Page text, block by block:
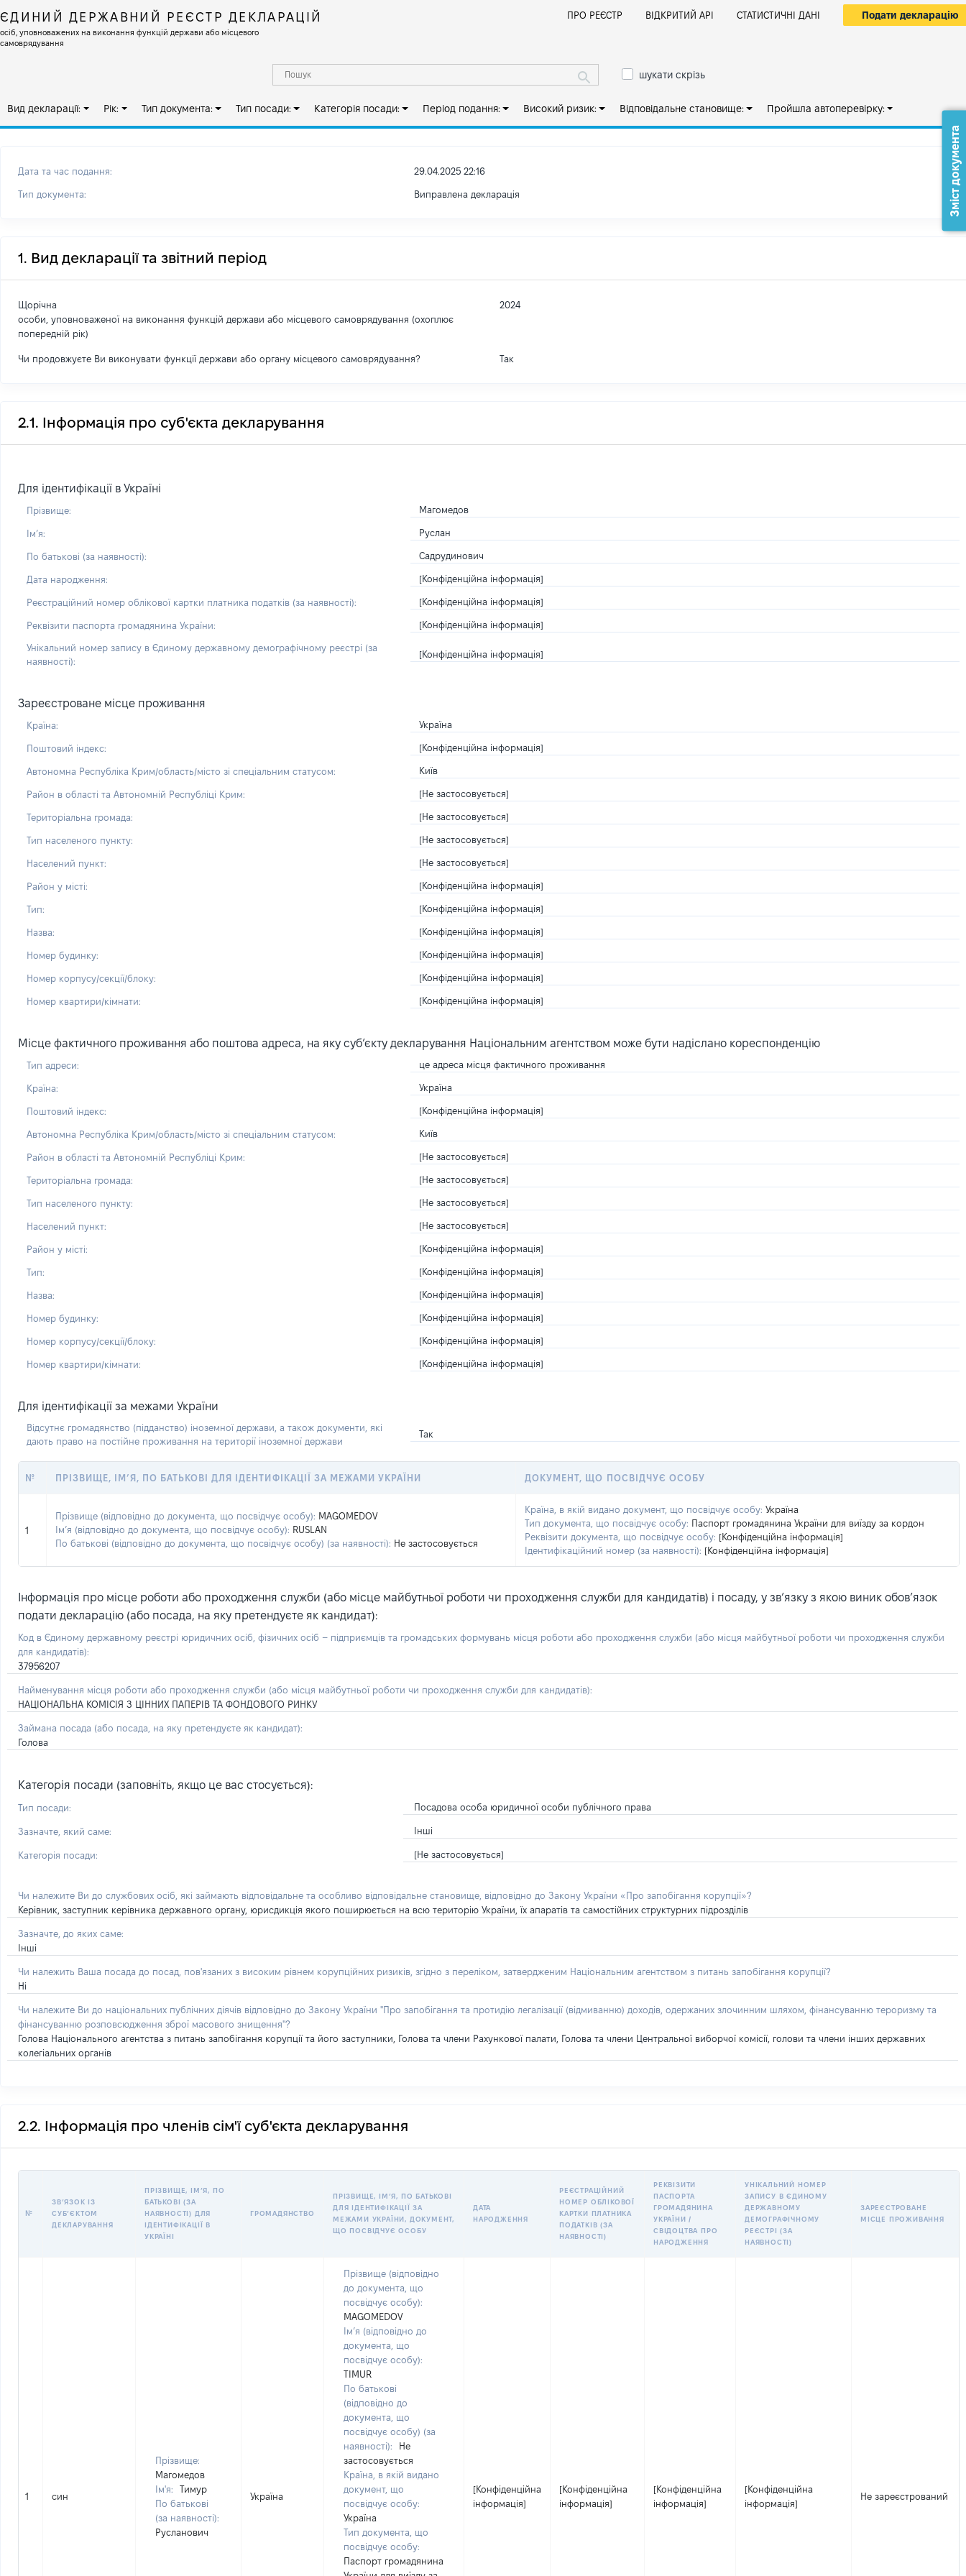
ЄДИНИЙ ДЕРЖАВНИЙ РЕЄСТР ДЕКЛАРАЦІЙ
осіб, уповноважених на виконання функцій держави або місцевого
самоврядування
ПРО РЕЄСТР ВІДКРИТИЙ АРІ СТАТИСТИЧНІ ДАНІ Подати декларацію
шукати скрізь
Вид декларації: Рік: Тип документа: Тип посади: Категорія посади: Період подання: Високий ризик: Відповідальне становище: Пройшла автоперевірку:
Дата та час подання: 29.04.2025 22:16
Тип документа: Виправлена декларація
1. Вид декларації та звітний період
Щорічна
особи, уповноваженої на виконання функцій держави або місцевого самоврядування (охоплює
попередній рік)
2024
Чи продовжуєте Ви виконувати функції держави або органу місцевого самоврядування? Так
2.1. Інформація про суб'єкта декларування
Для ідентифікації в Україні
Прізвище: Магомедов
Імʼя: Руслан
По батькові (за наявності): Садрудинович
Дата народження: [Конфіденційна інформація]
Реєстраційний номер облікової картки платника податків (за наявності): [Конфіденційна інформація]
Реквізити паспорта громадянина України: [Конфіденційна інформація]
Унікальний номер запису в Єдиному державному демографічному реєстрі (за
наявності):
[Конфіденційна інформація]
Зареєстроване місце проживання
Країна: Україна
Поштовий індекс: [Конфіденційна інформація]
Автономна Республіка Крим/область/місто зі спеціальним статусом: Київ
Район в області та Автономній Республіці Крим: [Не застосовується]
Територіальна громада: [Не застосовується]
Тип населеного пункту: [Не застосовується]
Населений пункт: [Не застосовується]
Район у місті: [Конфіденційна інформація]
Тип: [Конфіденційна інформація]
Назва: [Конфіденційна інформація]
Номер будинку: [Конфіденційна інформація]
Номер корпусу/секції/блоку: [Конфіденційна інформація]
Номер квартири/кімнати: [Конфіденційна інформація]
Місце фактичного проживання або поштова адреса, на яку суб’єкту декларування Національним агентством може бути надіслано кореспонденцію
Тип адреси: це адреса місця фактичного проживання
Країна: Україна
Поштовий індекс: [Конфіденційна інформація]
Автономна Республіка Крим/область/місто зі спеціальним статусом: Київ
Район в області та Автономній Республіці Крим: [Не застосовується]
Територіальна громада: [Не застосовується]
Тип населеного пункту: [Не застосовується]
Населений пункт: [Не застосовується]
Район у місті: [Конфіденційна інформація]
Тип: [Конфіденційна інформація]
Назва: [Конфіденційна інформація]
Номер будинку: [Конфіденційна інформація]
Номер корпусу/секції/блоку: [Конфіденційна інформація]
Номер квартири/кімнати: [Конфіденційна інформація]
Для ідентифікації за межами України
Відсутнє громадянство (підданство) іноземної держави, а також документи, які
дають право на постійне проживання на території іноземної держави
Так
№ ПРІЗВИЩЕ, ІМ’Я, ПО БАТЬКОВІ ДЛЯ ІДЕНТИФІКАЦІЇ ЗА МЕЖАМИ УКРАЇНИ ДОКУМЕНТ, ЩО ПОСВІДЧУЄ ОСОБУ
1
Прізвище (відповідно до документа, що посвідчує особу): MAGOMEDOV
Ім’я (відповідно до документа, що посвідчує особу): RUSLAN
По батькові (відповідно до документа, що посвідчує особу) (за наявності): Не застосовується
Країна, в якій видано документ, що посвідчує особу: Україна
Тип документа, що посвідчує особу: Паспорт громадянина України для виїзду за кордон
Реквізити документа, що посвідчує особу: [Конфіденційна інформація]
Ідентифікаційний номер (за наявності): [Конфіденційна інформація]
Інформація про місце роботи або проходження служби (або місце майбутньої роботи чи проходження служби для кандидатів) і посаду, у зв’язку з якою виник обов’язок
подати декларацію (або посада, на яку претендуєте як кандидат):
Код в Єдиному державному реєстрі юридичних осіб, фізичних осіб – підприємців та громадських формувань місця роботи або проходження служби (або місця майбутньої роботи чи проходження служби
для кандидатів):
37956207
Найменування місця роботи або проходження служби (або місця майбутньої роботи чи проходження служби для кандидатів):
НАЦІОНАЛЬНА КОМІСІЯ З ЦІННИХ ПАПЕРІВ ТА ФОНДОВОГО РИНКУ
Займана посада (або посада, на яку претендуєте як кандидат):
Голова
Категорія посади (заповніть, якщо це вас стосується):
Тип посади: Посадова особа юридичної особи публічного права
Зазначте, який саме: Інші
Категорія посади: [Не застосовується]
Чи належите Ви до службових осіб, які займають відповідальне та особливо відповідальне становище, відповідно до Закону України «Про запобігання корупції»?
Керівник, заступник керівника державного органу, юрисдикція якого поширюється на всю територію України, їх апаратів та самостійних структурних підрозділів
Зазначте, до яких саме:
Інші
Чи належить Ваша посада до посад, пов'язаних з високим рівнем корупційних ризиків, згідно з переліком, затвердженим Національним агентством з питань запобігання корупції?
Ні
Чи належите Ви до національних публічних діячів відповідно до Закону України "Про запобігання та протидію легалізації (відмиванню) доходів, одержаних злочинним шляхом, фінансуванню тероризму та
фінансуванню розповсюдження зброї масового знищення"?
Голова Національного агентства з питань запобігання корупції та його заступники, Голова та члени Рахункової палати, Голова та члени Центральної виборчої комісії, голови та члени інших державних
колегіальних органів
2.2. Інформація про членів сім'ї суб'єкта декларування
№
ЗВʼЯЗОК ІЗ
СУБʼЄКТОМ
ДЕКЛАРУВАННЯ
ПРІЗВИЩЕ, ІМʼЯ, ПО
БАТЬКОВІ (ЗА
НАЯВНОСТІ) ДЛЯ
ІДЕНТИФІКАЦІЇ В
УКРАЇНІ
ГРОМАДЯНСТВО
ПРІЗВИЩЕ, ІМʼЯ, ПО БАТЬКОВІ
ДЛЯ ІДЕНТИФІКАЦІЇ ЗА
МЕЖАМИ УКРАЇНИ, ДОКУМЕНТ,
ЩО ПОСВІДЧУЄ ОСОБУ
ДАТА
НАРОДЖЕННЯ
РЕЄСТРАЦІЙНИЙ
НОМЕР ОБЛІКОВОЇ
КАРТКИ ПЛАТНИКА
ПОДАТКІВ (ЗА
НАЯВНОСТІ)
РЕКВІЗИТИ
ПАСПОРТА
ГРОМАДЯНИНА
УКРАЇНИ /
СВІДОЦТВА ПРО
НАРОДЖЕННЯ
УНІКАЛЬНИЙ НОМЕР
ЗАПИСУ В ЄДИНОМУ
ДЕРЖАВНОМУ
ДЕМОГРАФІЧНОМУ
РЕЄСТРІ (ЗА
НАЯВНОСТІ)
ЗАРЕЄСТРОВАНЕ
МІСЦЕ ПРОЖИВАННЯ
1 син
Прізвище:
Магомедов
Ім'я:
Тимур
По батькові
(за наявності):
Русланович
Україна
Прізвище (відповідно
до документа, що
посвідчує особу):
MAGOMEDOV
Ім’я (відповідно до
документа, що
посвідчує особу):
TIMUR
По батькові
(відповідно до
документа, що
посвідчує особу) (за
наявності):
Не
застосовується
Країна, в якій видано
документ, що
посвідчує особу:
Україна
Тип документа, що
посвідчує особу:
Паспорт громадянина
[Конфіденційна
інформація]
[Конфіденційна
інформація]
[Конфіденційна
інформація]
[Конфіденційна
інформація]
Не зареєстрований
Зміст документа